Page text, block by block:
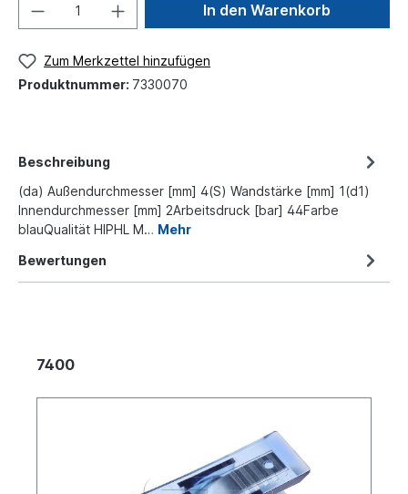
In den Warenkorb
Zum Merkzettel hinzufügen
Produktnummer: 7330070
Beschreibung
(da) Außendurchmesser [mm] 4(S) Wandstärke [mm] 1(d1)
Innendurchmesser [mm] 2Arbeitsdruck [bar] 44Farbe
blauQualität HIPHL M… Mehr
Bewertungen
7400